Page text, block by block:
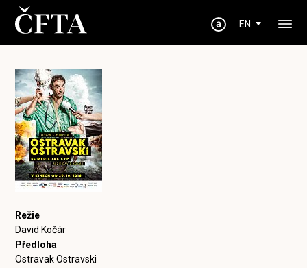
EN
Režie
David Kočár
Předloha
Ostravak Ostravski